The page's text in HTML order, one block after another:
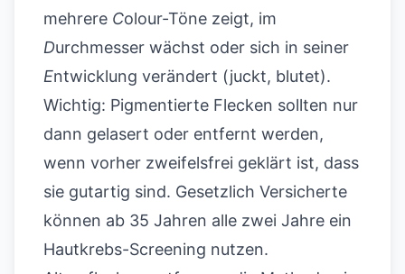
mehrere Colour-Töne zeigt, im
Durchmesser wächst oder sich in seiner
Entwicklung verändert (juckt, blutet).
Wichtig: Pigmentierte Flecken sollten nur
dann gelasert oder entfernt werden,
wenn vorher zweifelsfrei geklärt ist, dass
sie gutartig sind. Gesetzlich Versicherte
können ab 35 Jahren alle zwei Jahre ein
Hautkrebs-Screening nutzen.